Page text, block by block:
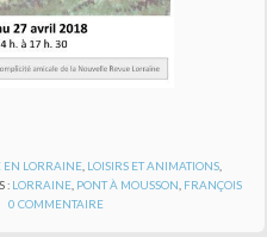
EN LORRAINE, LOISIRS ET ANIMATIONS,
: LORRAINE PONT À MOUSSON FRANÇOIS
0 COMMENTAIRE